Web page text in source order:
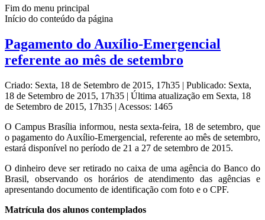
Fim do menu principal
Início do conteúdo da página
Pagamento do Auxílio-Emergencial
referente ao mês de setembro
Criado: Sexta, 18 de Setembro de 2015, 17h35 | Publicado: Sexta,
18 de Setembro de 2015, 17h35 | Última atualização em Sexta, 18
de Setembro de 2015, 17h35 | Acessos: 1465
O Campus Brasília informou, nesta sexta-feira, 18 de setembro, que
o pagamento do Auxílio-Emergencial, referente ao mês de setembro,
estará disponível no período de 21 a 27 de setembro de 2015.
O dinheiro deve ser retirado no caixa de uma agência do Banco do
Brasil, observando os horários de atendimento das agências e
apresentando documento de identificação com foto e o CPF.
Matrícula dos alunos contemplados